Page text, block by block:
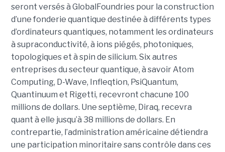
seront versés à GlobalFoundries pour la construction
d’une fonderie quantique destinée à différents types
d’ordinateurs quantiques, notamment les ordinateurs
à supraconductivité, à ions piégés, photoniques,
topologiques et à spin de silicium. Six autres
entreprises du secteur quantique, à savoir Atom
Computing, D-Wave, Infleqtion, PsiQuantum,
Quantinuum et Rigetti, recevront chacune 100
millions de dollars. Une septième, Diraq, recevra
quant à elle jusqu’à 38 millions de dollars. En
contrepartie, l’administration américaine détiendra
une participation minoritaire sans contrôle dans ces